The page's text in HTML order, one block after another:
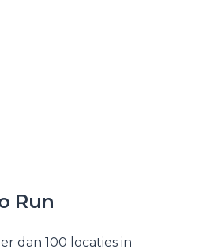
Run
dan 100 locaties in